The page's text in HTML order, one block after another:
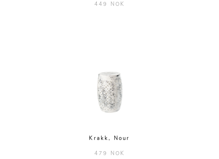
449 NOK
Krakk, Nour
479 NOK